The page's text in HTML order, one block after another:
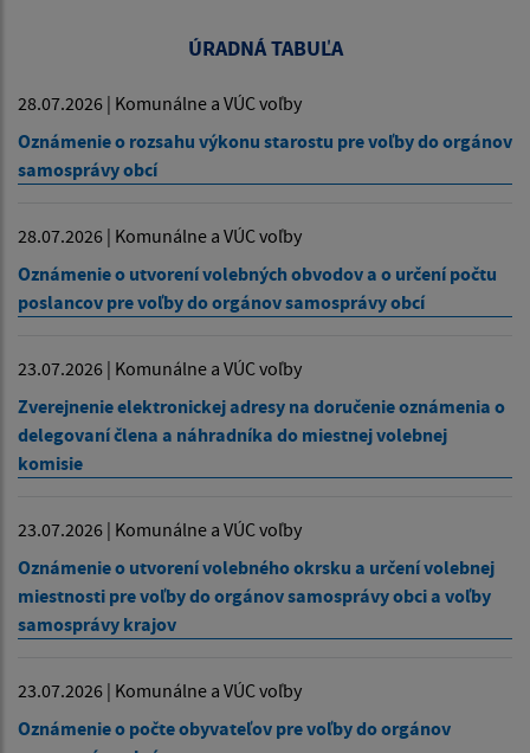
ÚRADNÁ TABUĽA
28.07.2026 | Komunálne a VÚC voľby
Oznámenie o rozsahu výkonu starostu pre voľby do orgánov
samosprávy obcí
28.07.2026 | Komunálne a VÚC voľby
Oznámenie o utvorení volebných obvodov a o určení počtu
poslancov pre voľby do orgánov samosprávy obcí
23.07.2026 | Komunálne a VÚC voľby
Zverejnenie elektronickej adresy na doručenie oznámenia o
delegovaní člena a náhradníka do miestnej volebnej
komisie
23.07.2026 | Komunálne a VÚC voľby
Oznámenie o utvorení volebného okrsku a určení volebnej
miestnosti pre voľby do orgánov samosprávy obci a voľby
samosprávy krajov
23.07.2026 | Komunálne a VÚC voľby
Oznámenie o počte obyvateľov pre voľby do orgánov